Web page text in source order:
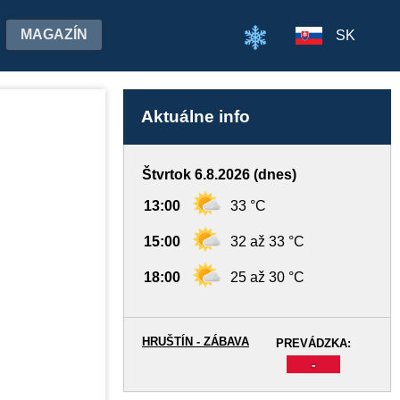
MAGAZÍN SK
Aktuálne info
Štvrtok 6.8.2026 (dnes)
13:00 33 °C
15:00 32 až 33 °C
18:00 25 až 30 °C
PREVÁDZKA:
-
HRUŠTÍN - ZÁBAVA